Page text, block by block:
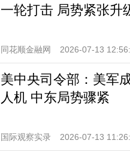
一轮打击 局势紧张升
同花顺金融网 2026-07-13
美中央司令部：美军
人机 中东局势骤紧
国际观察实录 2026-07-13